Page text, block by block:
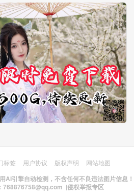
标签 用户协议 版权声明
网站地图
AI引擎自动检测，不含任何不良违法图片信息！
768876758@qq.com |侵权举报专区